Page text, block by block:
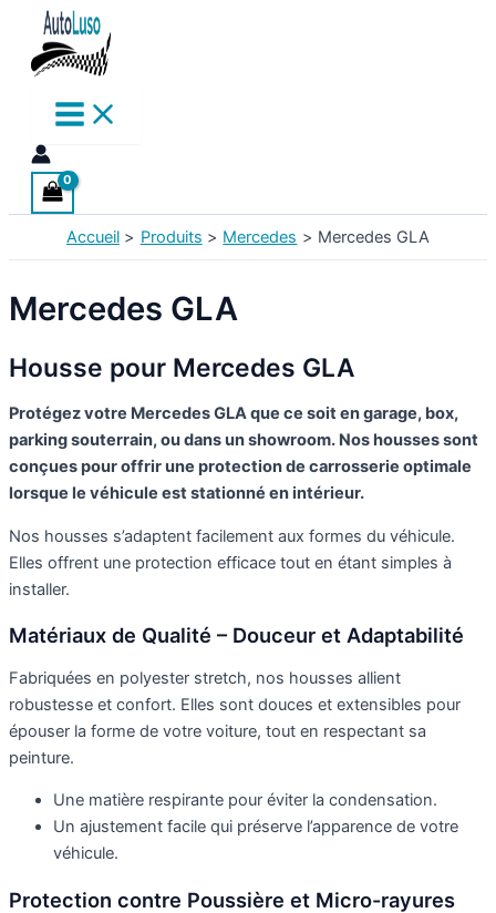
contenu
Accueil Produits Mercedes Mercedes GLA
Mercedes GLA
Housse pour Mercedes GLA
Protégez votre Mercedes GLA que ce soit en garage, box,
parking souterrain, ou dans un showroom. Nos housses sont
conçues pour offrir une protection de carrosserie optimale
lorsque le véhicule est stationné en intérieur.
Nos housses s’adaptent facilement aux formes du véhicule.
Elles offrent une protection efficace tout en étant simples à
installer.
Matériaux de Qualité – Douceur et Adaptabilité
Fabriquées en polyester stretch, nos housses allient
robustesse et confort. Elles sont douces et extensibles pour
épouser la forme de votre voiture, tout en respectant sa
peinture.
Une matière respirante pour éviter la condensation.
Un ajustement facile qui préserve l’apparence de votre
véhicule.
Protection contre Poussière et Micro-rayures